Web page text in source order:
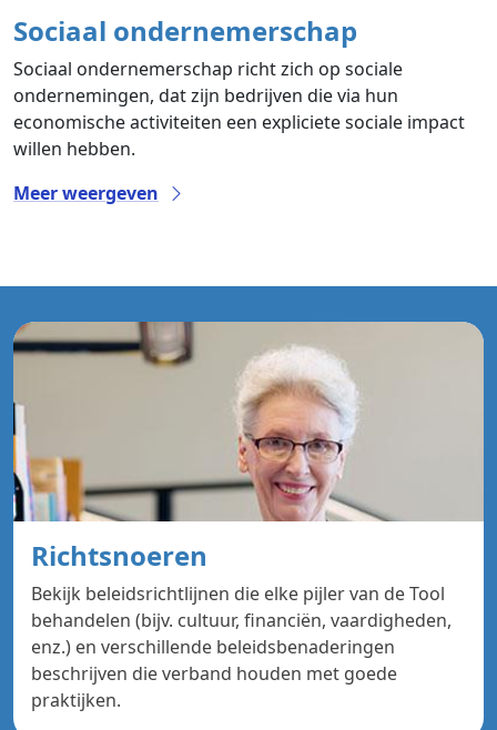
Sociaal ondernemerschap
Sociaal ondernemerschap richt zich op sociale
ondernemingen, dat zijn bedrijven die via hun
economische activiteiten een expliciete sociale impact
willen hebben.
Meer weergeven
Richtsnoeren
Bekijk beleidsrichtlijnen die elke pijler van de Tool
behandelen (bijv. cultuur, financiën, vaardigheden,
enz.) en verschillende beleidsbenaderingen
beschrijven die verband houden met goede
praktijken.